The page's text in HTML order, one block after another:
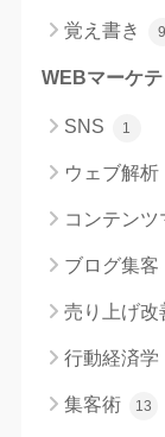
覚え書き 9
WEBマーケ
SNS 1
ウェブ解析
コンテン
ブログ集客
売り上げ改
行動経済学
集客術 13